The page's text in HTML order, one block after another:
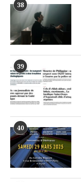
38
39
40